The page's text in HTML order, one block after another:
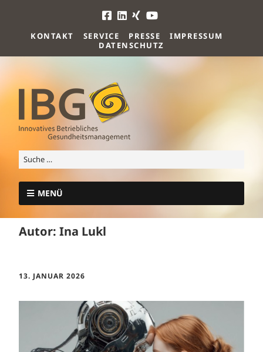
KONTAKT SERVICE PRESSE
IMPRESSUM
DATENSCHUTZ
MENÜ
Autor: Ina Lukl
13. JANUAR 2026